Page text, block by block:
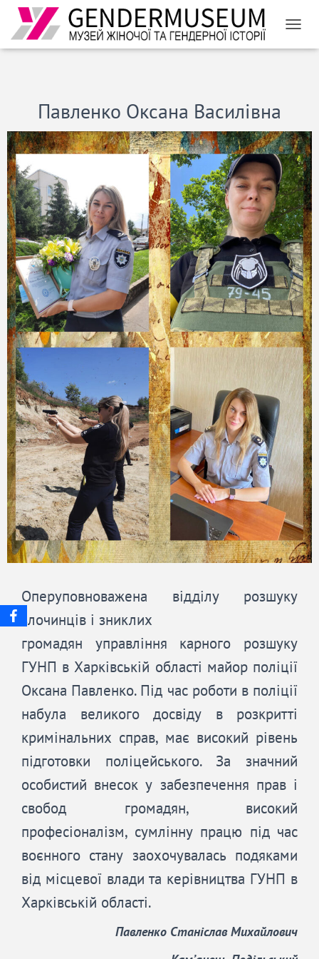
Павленко Оксана Василівна
Оперуповноважена відділу розшуку
злочинців і зниклих
громадян управління карного розшуку
ГУНП в Харківській області майор поліції
Оксана Павленко. Під час роботи в поліції
набула великого досвіду в розкритті
кримінальних справ, має високий рівень
підготовки поліцейського. За значний
особистий внесок у забезпечення прав і
свобод громадян, високий
професіоналізм, сумлінну працю під час
воєнного стану заохочувалась подяками
від місцевої влади та керівництва ГУНП в
Харківській області.
Павленко Станіслав Михайлович